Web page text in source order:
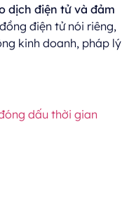
dịch điện tử và đảm
điện tử nói riêng,
kinh doanh, pháp lý
dấu thời gian